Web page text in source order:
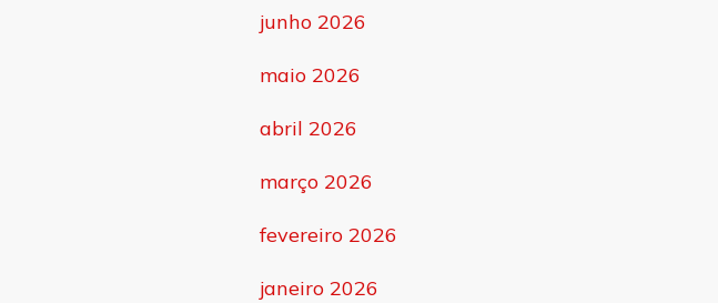
junho 2026
maio 2026
abril 2026
março 2026
fevereiro 2026
janeiro 2026